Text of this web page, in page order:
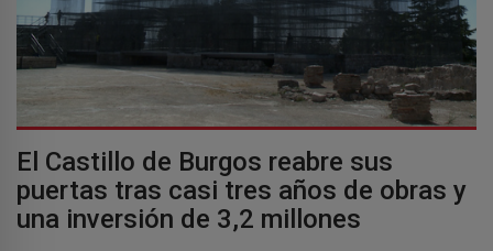
El Castillo de Burgos reabre sus
puertas tras casi tres años de obras y
una inversión de 3,2 millones